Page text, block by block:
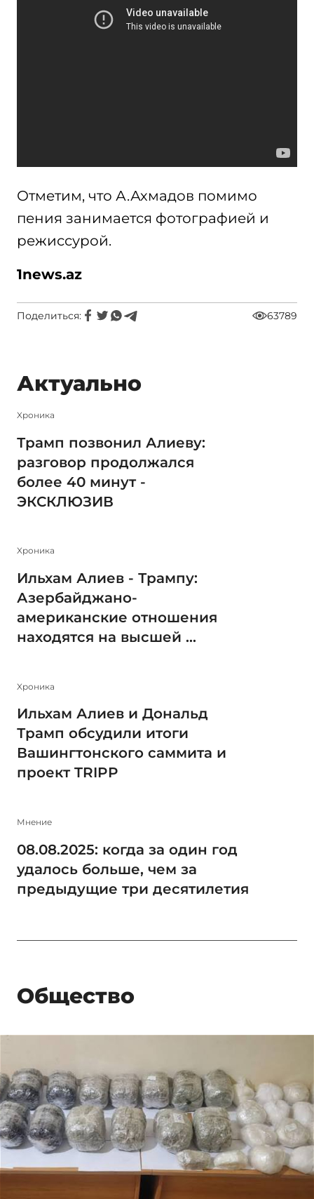
Отметим, что А.Ахмадов помимо
пения занимается фотографией и
режиссурой.
1news.az
Поделиться: 63789
Актуально
Xроника
Трамп позвонил Алиеву:
разговор продолжался
более 40 минут -
ЭКСКЛЮЗИВ
Xроника
Ильхам Алиев - Трампу:
Азербайджано-
американские отношения
находятся на высшей ...
Xроника
Ильхам Алиев и Дональд
Трамп обсудили итоги
Вашингтонского саммита и
проект TRIPP
Мнение
08.08.2025: когда за один год
удалось больше, чем за
предыдущие три десятилетия
Общество